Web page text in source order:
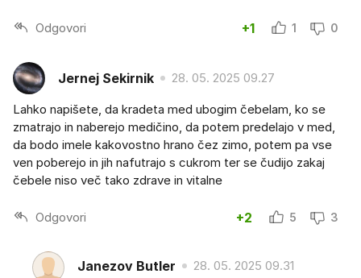
Odgovori +1 1 0
Jernej Sekirnik 28. 05. 2025 09.27
Lahko napišete, da kradeta med ubogim čebelam, ko se
zmatrajo in naberejo medičino, da potem predelajo v med,
da bodo imele kakovostno hrano čez zimo, potem pa vse
ven poberejo in jih nafutrajo s cukrom ter se čudijo zakaj
čebele niso več tako zdrave in vitalne
Odgovori +2 5 3
Janezov Butler 28. 05. 2025 09.31